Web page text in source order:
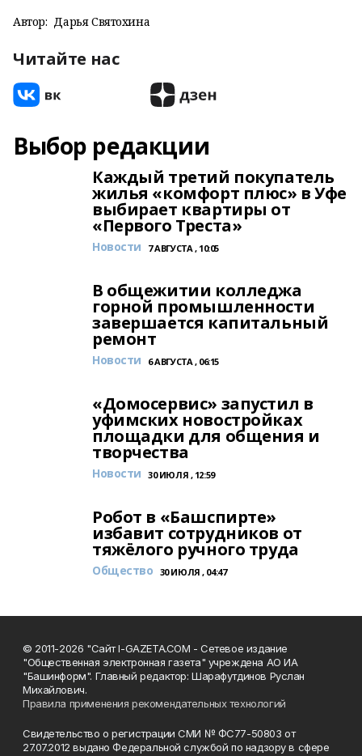
Автор: Дарья Святохина
Читайте нас
Выбор редакции
Каждый третий покупатель
жилья «комфорт плюс» в Уфе
выбирает квартиры от
«Первого Треста»
Новости 7 АВГУСТА , 10:05
В общежитии колледжа
горной промышленности
завершается капитальный
ремонт
Новости 6 АВГУСТА , 06:15
«Домосервис» запустил в
уфимских новостройках
площадки для общения и
творчества
Новости 30 ИЮЛЯ , 12:59
Робот в «Башспирте»
избавит сотрудников от
тяжёлого ручного труда
Общество 30 ИЮЛЯ , 04:47
© 2011-2026 "Сайт I-GAZETA.COM - Сетевое издание
"Общественная электронная газета" учреждена АО ИА
"Башинформ". Главный редактор: Шарафутдинов Руслан
Михайлович.
Правила применения рекомендательных технологий
Свидетельство о регистрации СМИ № ФС77-50803 от
27.07.2012 выдано Федеральной службой по надзору в сфере